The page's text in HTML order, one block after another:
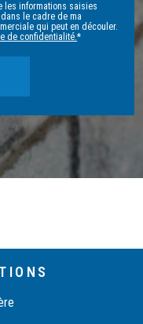
les informations saisies
dans le cadre de ma
qui peut en découler.
de confidentialité.*